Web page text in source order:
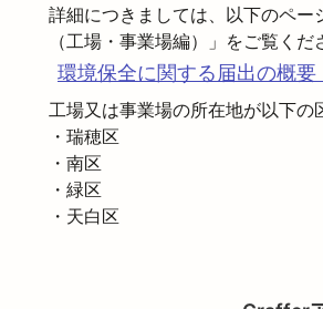
詳細につきましては、以下のペー
環境保全に関する届出の概
工場又は事業場の所在地が以下の
・瑞穂区
・南区
・緑区
・天白区